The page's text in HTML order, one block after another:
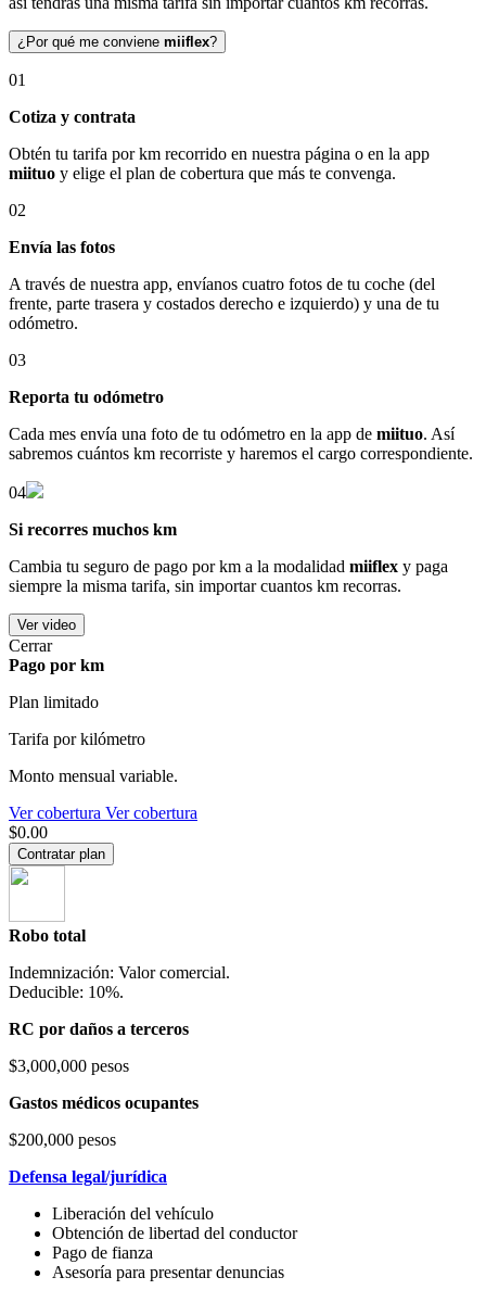
¿Por qué me conviene miiflex?
01
Cotiza y contrata
Obtén tu tarifa por km recorrido en nuestra página o en la app
miituo y elige el plan de cobertura que más te convenga.
02
Envía las fotos
A través de nuestra app, envíanos cuatro fotos de tu coche (del
frente, parte trasera y costados derecho e izquierdo) y una de tu
odómetro.
03
Reporta tu odómetro
Cada mes envía una foto de tu odómetro en la app de miituo. Así
sabremos cuántos km recorriste y haremos el cargo correspondiente.
04
Si recorres muchos km
Cambia tu seguro de pago por km a la modalidad miiflex y paga
siempre la misma tarifa, sin importar cuantos km recorras.
Ver video
Cerrar
Pago por km
Plan limitado
Tarifa por kilómetro
Monto mensual variable.
Ver cobertura Ver cobertura
$0.00
Contratar plan
Robo total
Indemnización: Valor comercial.
Deducible: 10%.
RC por daños a terceros
$3,000,000 pesos
Gastos médicos ocupantes
$200,000 pesos
Defensa legal/jurídica
Liberación del vehículo
Obtención de libertad del conductor
Pago de fianza
Asesoría para presentar denuncias